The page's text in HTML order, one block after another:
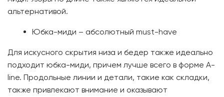
альтернативой.
Юбка-миди – абсолютный must-have
Для искусного скрытия низа и бедер также идеально
подходит юбка-миди, причем лучше всего в форме A-
line. Продольные линии и детали, такие как складки,
также привлекают внимание и оказывают